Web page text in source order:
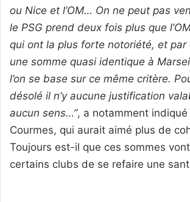
ou Nice et l’OM… On ne peut pas
le PSG prend deux fois plus que
qui ont la plus forte notoriété, et par
une somme quasi identique à
l’on se base sur ce même critère.
désolé il n’y aucune justification
aucun sens…”, a notamment indiqué
Courmes, qui aurait aimé plus de
Toujours est-il que ces sommes
certains clubs de se refaire une